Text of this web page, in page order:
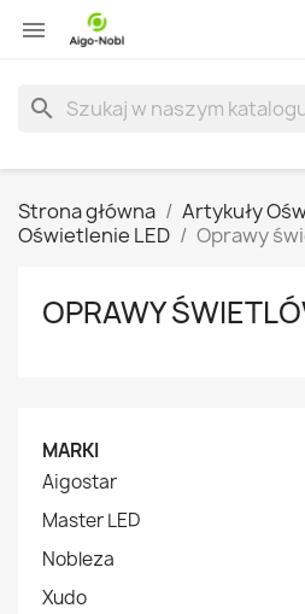

search
Strona główna
Artykuły
Oświetlenie LED
Oprawy
OPRAWY
MARKI
Aigostar
Master LED
Nobleza
Xudo